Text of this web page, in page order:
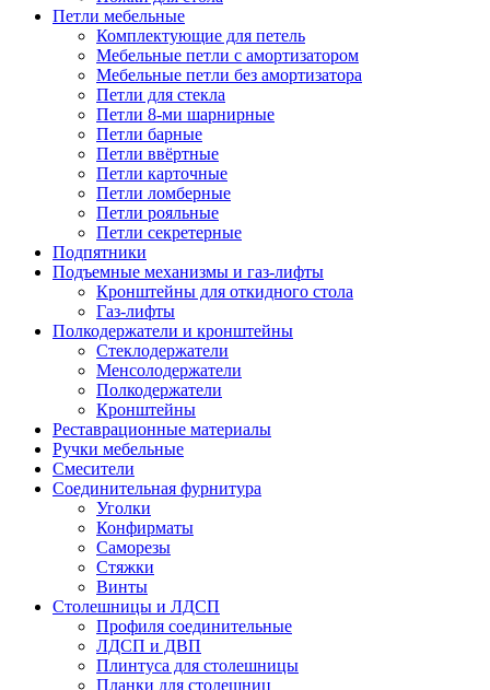
Петли мебельные
Комплектующие для петель
Мебельные петли с амортизатором
Мебельные петли без амортизатора
Петли для стекла
Петли 8-ми шарнирные
Петли барные
Петли ввёртные
Петли карточные
Петли ломберные
Петли рояльные
Петли секретерные
Подпятники
Подъемные механизмы и газ-лифты
Кронштейны для откидного стола
Газ-лифты
Полкодержатели и кронштейны
Стеклодержатели
Менсолодержатели
Полкодержатели
Кронштейны
Реставрационные материалы
Ручки мебельные
Смесители
Соединительная фурнитура
Уголки
Конфирматы
Саморезы
Стяжки
Винты
Столешницы и ЛДСП
Профиля соединительные
ЛДСП и ДВП
Плинтуса для столешницы
Планки для столешниц